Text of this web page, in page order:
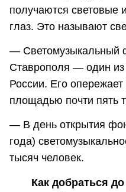
получаются световые
глаз. Это называют
— Светомузыкальный
Ставрополя — один
России. Его
площадью почти пять
— В день открытия
года)
тысяч человек.
Как добраться